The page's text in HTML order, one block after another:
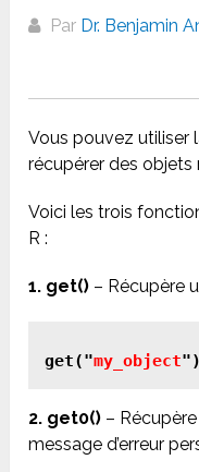
Par Dr. Benjamin
Vous pouvez utiliser
récupérer des objets
Voici les trois
R :
1. get() – Récupère
get("my_object")
2. get0() –
message d’erreur